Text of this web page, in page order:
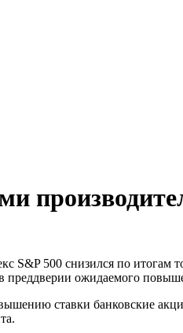
S&P 500 снизился по итогам
ожидаемого
ставки банковские